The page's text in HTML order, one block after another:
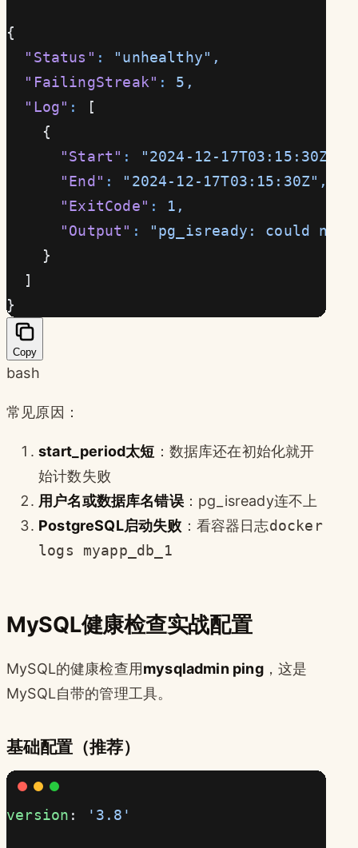
{
  "Status"
:
"unhealthy",
  "FailingStreak"
:
5,
  "Log"
:
[
    {
      "Start"
:
"2024-12-17T03:15:30Z",
      "End"
:
"2024-12-17T03:15:30Z",
      "ExitCode"
:
1,
      "Output"
:
"pg_isready: could not
    }
  ]
}
Copy
bash
常见原因：
start_period太短 ：数据库还在初始化就开
始计数失败
用户名或数据库名错误：pg_isready连不上
PostgreSQL启动失败 ：看容器日志docker
logs myapp_db_1
MySQL健康检查实战配置
MySQL的健康检查用mysqladmin ping，这是
MySQL自带的管理工具。
基础配置（推荐）
version : '3.8'